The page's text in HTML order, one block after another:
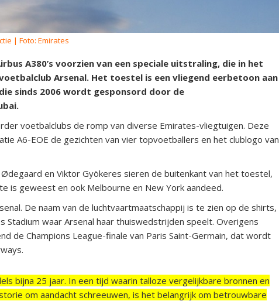
| Foto: Emirates
A380’s voorzien van een speciale uitstraling, die in het
Arsenal. Het toestel is een vliegend eerbetoon aan
sinds 2006 wordt gesponsord door de
voetbalclubs de romp van diverse Emirates-vliegtuigen. Deze
A6-EOE de gezichten van vier topvoetballers en het clublogo van
Ødegaard en Viktor Gyökeres sieren de buitenkant van het toestel,
is geweest en ook Melbourne en New York aandeed.
De naam van de luchtvaartmaatschappij is te zien op de shirts,
Stadium waar Arsenal haar thuiswedstrijden speelt. Overigens
de Champions League-finale van Paris Saint-Germain, dat wordt
bijna 25 jaar. In een tijd waarin talloze vergelijkbare bronnen en
om aandacht schreeuwen, is het belangrijk om betrouwbare